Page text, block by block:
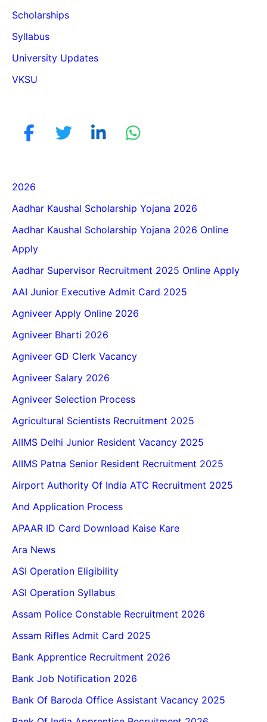
Scholarships
Syllabus
University Updates
VKSU
2026
Aadhar Kaushal Scholarship Yojana 2026
Aadhar Kaushal Scholarship Yojana 2026 Online
Apply
Aadhar Supervisor Recruitment 2025 Online Apply
AAI Junior Executive Admit Card 2025
Agniveer Apply Online 2026
Agniveer Bharti 2026
Agniveer GD Clerk Vacancy
Agniveer Salary 2026
Agniveer Selection Process
Agricultural Scientists Recruitment 2025
AIIMS Delhi Junior Resident Vacancy 2025
AIIMS Patna Senior Resident Recruitment 2025
Airport Authority Of India ATC Recruitment 2025
And Application Process
APAAR ID Card Download Kaise Kare
Ara News
ASI Operation Eligibility
ASI Operation Syllabus
Assam Police Constable Recruitment 2026
Assam Rifles Admit Card 2025
Bank Apprentice Recruitment 2026
Bank Job Notification 2026
Bank Of Baroda Office Assistant Vacancy 2025